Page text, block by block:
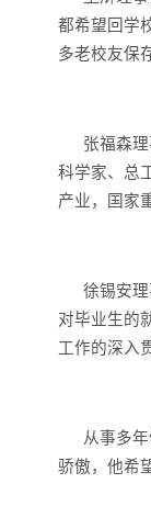
都希望回学
多老校友保
张福森
科学家、总
产业，国家
徐锡安
对毕业生的
工作的深入
从事多
骄傲，他希